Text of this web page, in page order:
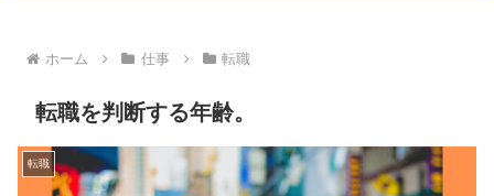
ホーム 仕事 転職
転職を判断する年齢。
転職